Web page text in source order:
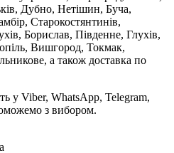
Дубно, Нетішин, Буча,
Старокостянтинів,
Борислав, Південне, Глухів,
Вишгород, Токмак,
а також доставка по
у Viber, WhatsApp, Telegram,
з вибором.